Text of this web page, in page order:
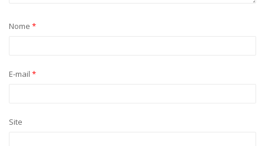
Nome *
E-mail *
Site